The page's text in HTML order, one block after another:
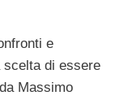
e
scelta di essere
Massimo